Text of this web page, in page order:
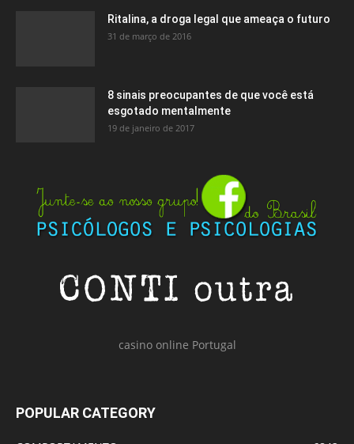
Ritalina, a droga legal que ameaça o futuro
31 de março de 2016
8 sinais preocupantes de que você está
esgotado mentalmente
19 de janeiro de 2017
casino online Portugal
POPULAR CATEGORY